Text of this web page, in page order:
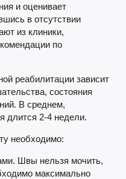
и оценивает
в отсутствии
из клиники,
по
реабилитации зависит
состояния
В среднем,
длится 2-4 недели.
необходимо:
Швы нельзя мочить,
максимально